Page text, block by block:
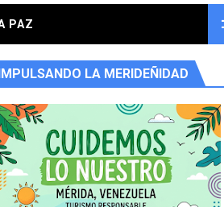
en la parroquia Osuna Rodríguez
PAZ
IMPULSANDO LA MERIDEÑIDAD